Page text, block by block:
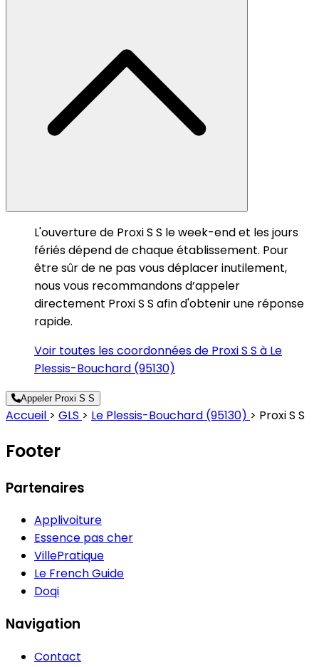
L'ouverture de Proxi S S le week-end et les jours
fériés dépend de chaque établissement. Pour
être sûr de ne pas vous déplacer inutilement,
nous vous recommandons d’appeler
directement Proxi S S afin d'obtenir une réponse
rapide.
Voir toutes les coordonnées de Proxi S S à Le
Plessis-Bouchard (95130)
Appeler Proxi S S
Accueil > GLS > Le Plessis-Bouchard (95130) > Proxi S S
Footer
Partenaires
Applivoiture
Essence pas cher
VillePratique
Le French Guide
Doqi
Navigation
Contact